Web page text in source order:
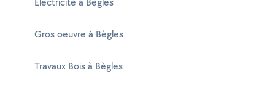
Gros oeuvre à Bègles
Travaux Bois à Bègles